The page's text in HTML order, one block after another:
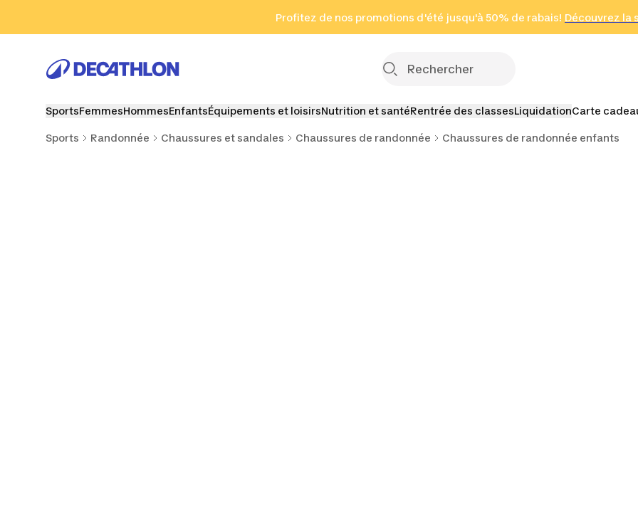
Aller au pied de page
Profitez de nos promotions d'été jusqu'à 50% de rabais! Découvrez la
Cliquez ici
en seulement 2
(Zones sélectionnées)
SportsFemmesHommesEnfantsÉquipements et loisirsNutrition et santéRentrée des classesLiquidationCarte
Sports Randonnée Chaussures et sandales Chaussures de randonnée Chaussures de randonnée enfants